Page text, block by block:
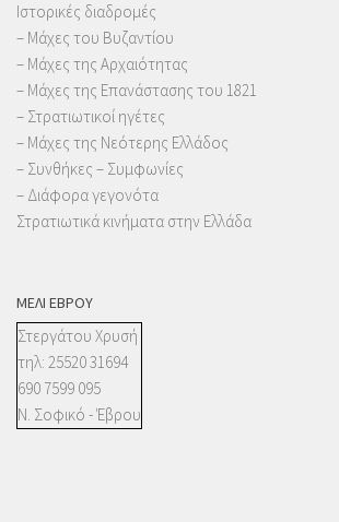
Ιστορικές διαδρομές
– Μάχες του Βυζαντίου
– Μάχες της Αρχαιότητας
– Μάχες της Επανάστασης του 1821
– Στρατιωτικοί ηγέτες
– Μάχες της Νεότερης Ελλάδος
– Συνθήκες – Συμφωνίες
– Διάφορα γεγονότα
Στρατιωτικά κινήματα στην Ελλάδα
ΜΈΛΙ ΈΒΡΟΥ
Στεργάτου Χρυσή
τηλ: 25520 31694
690 7599 095
Ν. Σοφικό - Έβρου